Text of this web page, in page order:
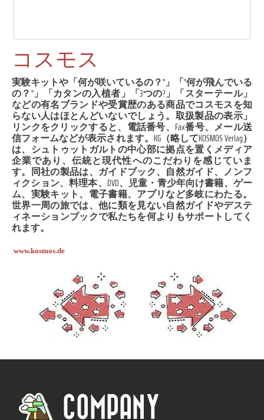
コスモス
実験キットや「何が咲いているの？"」「"何が飛んでいる
の？"」「カタンの入植者」「3つの?」「スターテール」
などの有名ブランドや受賞歴のある商品でコスモスを知
らない人はほとんどいないでしょう。取扱製品の表示」
リンクをクリックすると、電話番号、Fax番号、メール送
信フォームなどが表示されます。KG（略してKOSMOS Verlag）
は、シュトゥットガルトの中心部に拠点を置くメディア
企業であり、伝統と現代性へのこだわりを感じていま
す。同社の製品は、ガイドブック、自然ガイド、ノンフ
ィクション、料理本、DVD、児童・青少年向け書籍、ゲー
ム、実験キット、電子書籍、アプリなど多岐にわたる。
世界一周の旅では、他に類を見ない自然ガイドやデステ
ィネーションブックで私たちを何よりもサポートしてく
れます。
www.kosmos.de
COMPANY